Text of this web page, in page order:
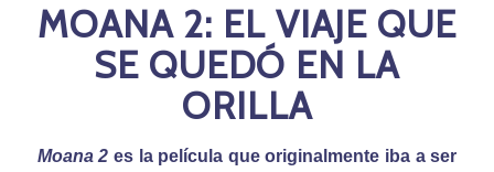
MOANA 2: EL VIAJE QUE
SE QUEDÓ EN LA
ORILLA
Moana 2 es la película que originalmente iba a ser